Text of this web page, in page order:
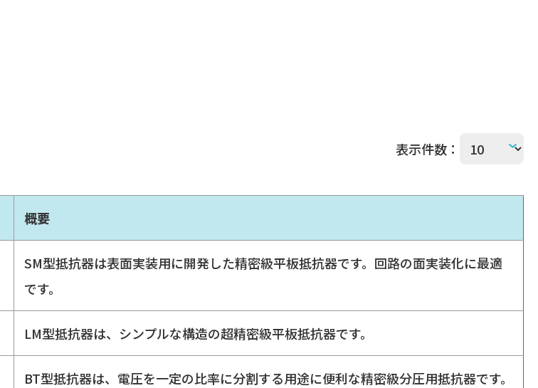
表示件数：
概要
SM型抵抗器は表面実装用に開発した精密級平板抵抗器です。回路の面実装化に最適
です。
LM型抵抗器は、シンプルな構造の超精密級平板抵抗器です。
BT型抵抗器は、電圧を一定の比率に分割する用途に便利な精密級分圧用抵抗器です。